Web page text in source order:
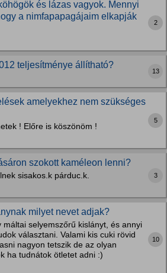
és lázas vagyok. Mennyi
a nimfapapagájaim elkapják
2
teljesítménye állítható?
13
amelyekhez nem szükséges
! Előre is köszönöm !
5
szokott kaméleon lenni?
sisakos.k párduc.k. 3
milyet nevet adjak?
máltai selyemszőrű kislányt, és annyi
választani. Valami kis cuki rövid
nagyon tetszik de az olyan
ha tudnátok ötletet adni :)
10